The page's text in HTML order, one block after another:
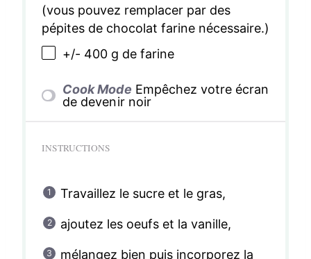
(vous pouvez remplacer par des
pépites de chocolat farine nécessaire.)
+/- 400 g de farine
Cook Mode Empêchez votre écran
de devenir noir
INSTRUCTIONS
Travaillez le sucre et le gras,
ajoutez les oeufs et la vanille,
mélangez bien puis incorporez la